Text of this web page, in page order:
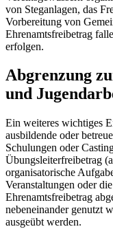
von Steganlagen, das
Vorbereitung von
Ehrenamtsfreibetrag
erfolgen.
Abgrenzung
und
Ein weiteres wichtiges
ausbildende oder
Schulungen oder
Übungsleiterfreibetrag
organisatorische
Veranstaltungen oder
Ehrenamtsfreibetrag
nebeneinander genutzt
ausgeübt werden.